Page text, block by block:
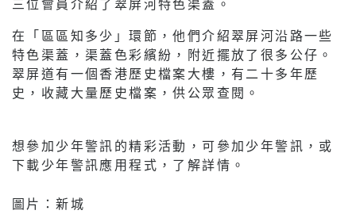
三位會員介紹了翠屏河特色渠蓋。
在「區區知多少」環節，他們介紹翠屏河沿路一些
特色渠蓋，渠蓋色彩繽紛，附近擺放了很多公仔。
翠屏道有一個香港歷史檔案大樓，有二十多年歷
史，收藏大量歷史檔案，供公眾查閱。
想參加少年警訊的精彩活動，可參加少年警訊，或
下載少年警訊應用程式，了解詳情。
圖片：新城